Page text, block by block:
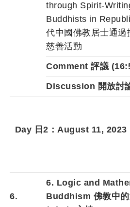
through Spirit-
Buddhists in
代中國佛教居士通過
慈善活動
Comment 評議
Discussion 開放討
Day 日2：August 11, 2023
6.
6. Logic and
Buddhism 佛教中